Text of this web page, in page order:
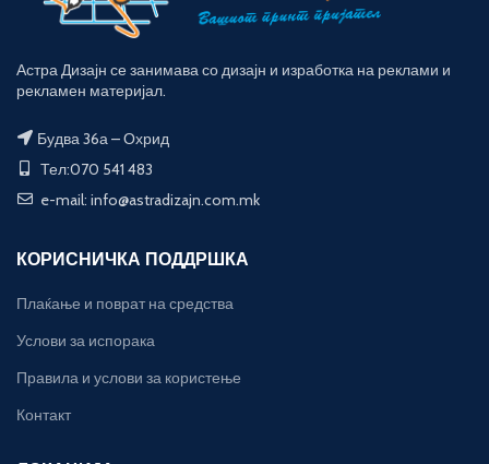
Астра Дизајн се занимава со дизајн и изработка на реклами и
рекламен материјал.
Будва 36а – Охрид
Тел:070 541 483
e-mail: info@astradizajn.com.mk
КОРИСНИЧКА ПОДДРШКА
Плаќање и поврат на средства
Услови за испорака
Правила и услови за користење
Контакт